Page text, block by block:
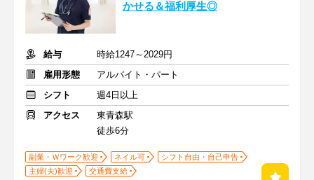
かせる＆福利厚生◎
給与
時給1247～2029円
雇用形態
アルバイト・パート
シフト
週4日以上
アクセス
東青森駅
徒歩6分
副業・Ｗワーク歓迎 ネイル可
シフト自由・自己申告
主婦(夫)歓迎
交通費支給